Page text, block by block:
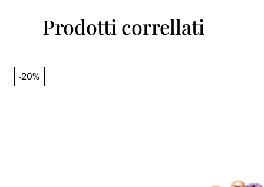
Prodotti correllati
-20%